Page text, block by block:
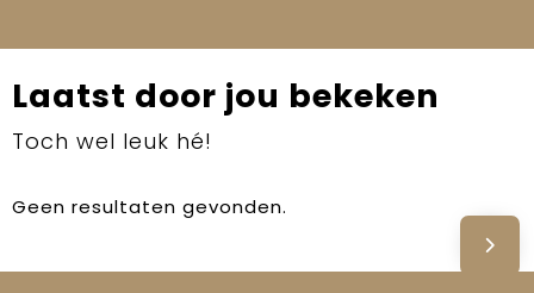
Laatst door jou bekeken
Toch wel leuk hé!
Geen resultaten gevonden.